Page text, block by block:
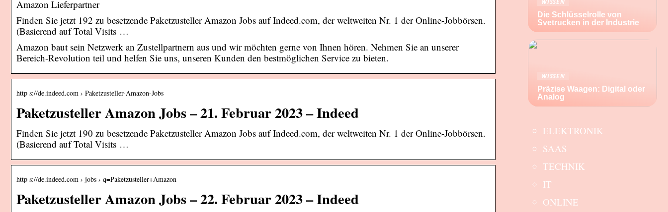
Amazon Lieferpartner
Finden Sie jetzt 192 zu besetzende Paketzusteller Amazon Jobs auf Indeed.com, der weltweiten Nr. 1 der Online-Jobbörsen.
(Basierend auf Total Visits …
Amazon baut sein Netzwerk an Zustellpartnern aus und wir möchten gerne von Ihnen hören. Nehmen Sie an unserer
Bereich-Revolution teil und helfen Sie uns, unseren Kunden den bestmöglichen Service zu bieten.
http s://de.indeed.com › Paketzusteller-Amazon-Jobs
Paketzusteller Amazon Jobs – 21. Februar 2023 – Indeed
Finden Sie jetzt 190 zu besetzende Paketzusteller Amazon Jobs auf Indeed.com, der weltweiten Nr. 1 der Online-Jobbörsen.
(Basierend auf Total Visits …
http s://de.indeed.com › jobs › q=Paketzusteller+Amazon
Paketzusteller Amazon Jobs – 22. Februar 2023 – Indeed
Die Schlüsselrolle von
Svetrucken in der Industrie
WISSEN
Präzise Waagen: Digital oder
Analog
ELEKTRONIK
SAAS
TECHNIK
IT
ONLINE